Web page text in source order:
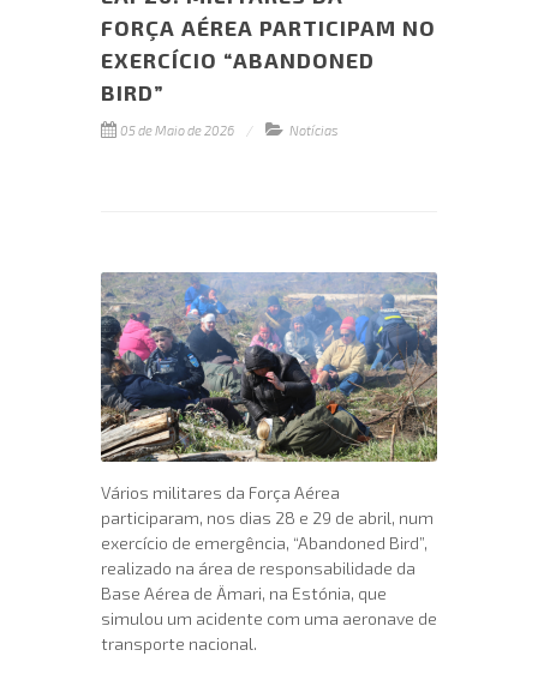
FORÇA AÉREA PARTICIPAM NO
EXERCÍCIO “ABANDONED
BIRD”
05 de Maio de 2026 Notícias
Vários militares da Força Aérea
participaram, nos dias 28 e 29 de abril, num
exercício de emergência, “Abandoned Bird”,
realizado na área de responsabilidade da
Base Aérea de Ämari, na Estónia, que
simulou um acidente com uma aeronave de
transporte nacional.